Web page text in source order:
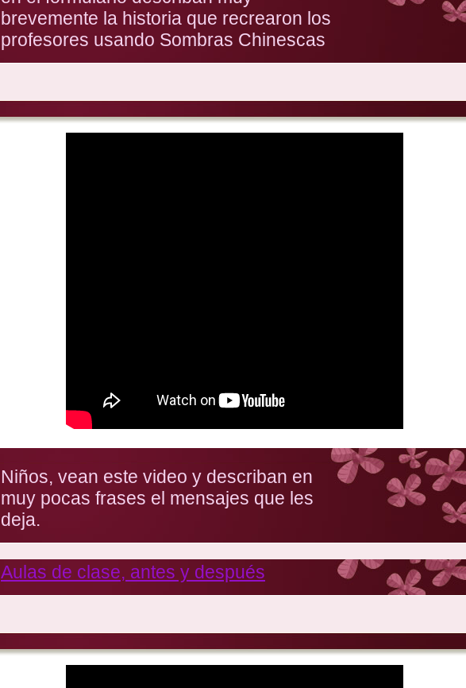
brevemente la historia que recrearon los
profesores usando Sombras Chinescas
Niños, vean este video y describan en
muy pocas frases el mensajes que les
deja.
Aulas de clase, antes y después